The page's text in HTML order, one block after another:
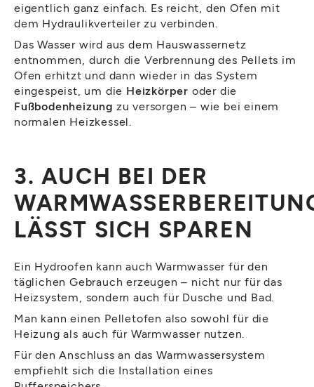
eigentlich ganz einfach. Es reicht, den Ofen mit
dem Hydraulikverteiler zu verbinden.
Das Wasser wird aus dem Hauswassernetz
entnommen, durch die Verbrennung des Pellets im
Ofen erhitzt und dann wieder in das System
eingespeist, um die Heizkörper oder die
Fußbodenheizung zu versorgen – wie bei einem
normalen Heizkessel.
3. AUCH BEI DER
LÄSST SICH SPAREN
Ein Hydroofen kann auch Warmwasser für den
täglichen Gebrauch erzeugen – nicht nur für das
Heizsystem, sondern auch für Dusche und Bad.
Man kann einen Pelletofen also sowohl für die
Heizung als auch für Warmwasser nutzen.
Für den Anschluss an das Warmwassersystem
empfiehlt sich die Installation eines